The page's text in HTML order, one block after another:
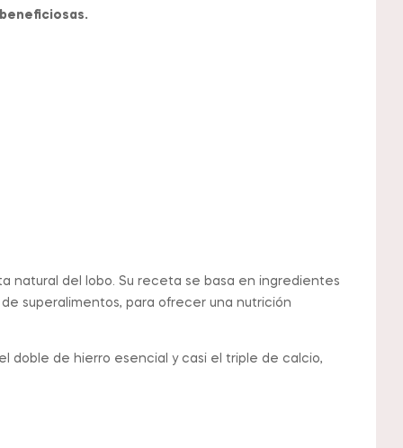
natural del lobo. Su receta se basa en ingredientes
superalimentos, para ofrecer una nutrición
doble de hierro esencial y casi el triple de calcio,